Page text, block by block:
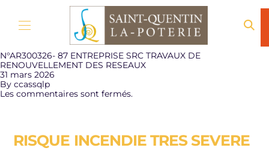
N°AR300326- 87 ENTREPRISE SRC TRAVAUX DE
RENOUVELLEMENT DES RESEAUX
31 mars 2026
By ccassqlp
Les commentaires sont fermés.
RISQUE INCENDIE TRES SEVERE